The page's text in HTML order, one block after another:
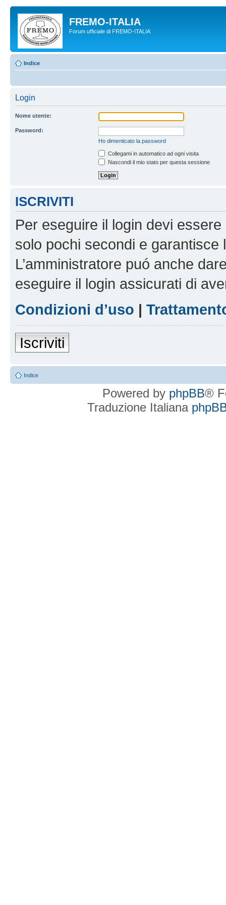
FREMO-ITALIA
Forum ufficiale di FREMO-ITALIA
Indice
Login
Nome utente:
Password:
Ho dimenticato la password
Collegami in automatico ad ogni visita
Nascondi il mio stato per questa sessione
ISCRIVITI
Per eseguire il login devi
solo pochi secondi e garantisce
L’amministratore puó anche
eseguire il login assicurati di
Condizioni d’uso |
Iscriviti
Indice
Powered by phpBB®
Traduzione Italiana